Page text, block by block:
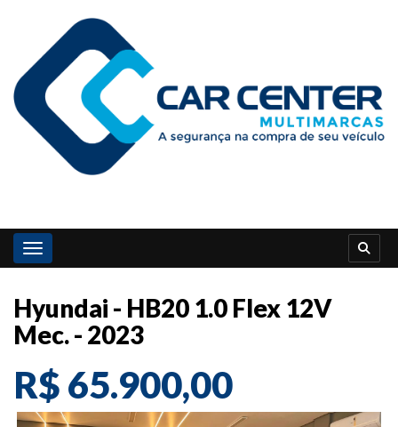
Toggle navigation
Hyundai - HB20 1.0 Flex 12V
Mec. - 2023
R$ 65.900,00